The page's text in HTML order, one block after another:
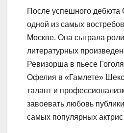
После успешного дебюта
одной из самых
Москве. Она сыграла
литературных
Ревизорша в пьесе
Офелия в «Гамлете»
талант и
завоевать любовь
самых популярных актрис